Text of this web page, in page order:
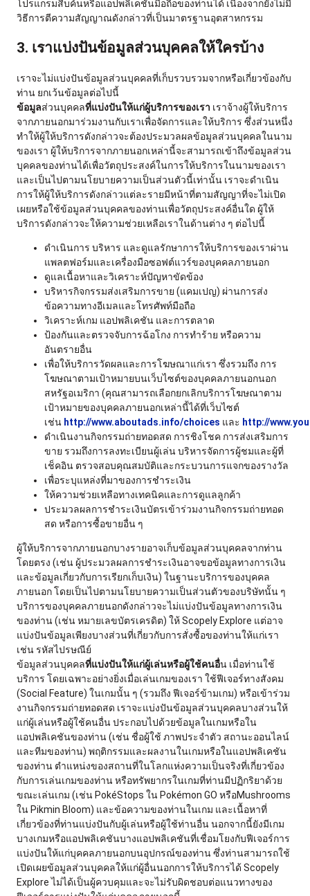
โปรแกรมสืบค้นหรือแอปพลิเคชันมือถือของท่านได้ เนื่องจากยังไม่มี
วิธีการตีความสัญญาณดังกล่าวที่เป็นมาตรฐานอุตสาหกรรม
3. เราแบ่งปันข้อมูลส่วนบุคคลให้ใครบ้าง
เราจะไม่แบ่งปันข้อมูลส่วนบุคคลที่เก็บรวบรวมจากหรือเกี่ยวข้องกับ
ท่าน ยกเว้นข้อมูลต่อไปนี้
ข้อมูลส่วนบุคคลที่แบ่งปันให้แก่ผู้บริการของเรา เราจ้างผู้ให้บริการ
จากภายนอกมาร่วมงานกับเราเพื่อจัดการและให้บริการ ซึ่งส่วนหนึ่ง
ทำให้ผู้ให้บริการดังกล่าวจะต้องประมวลผลข้อมูลส่วนบุคคลในนาม
ของเรา ผู้ให้บริการจากภายนอกเหล่านี้จะสามารถเข้าถึงข้อมูลส่วน
บุคคลของท่านได้เพื่อวัตถุประสงค์ในการให้บริการในนามของเรา
และเป็นไปตามนโยบายความเป็นส่วนตัวนี้เท่านั้น เราจะดำเนิน
การให้ผู้ให้บริการดังกล่าวแต่ละรายมีหน้าที่ตามสัญญาที่จะไม่เปิด
เผยหรือใช้ข้อมูลส่วนบุคคลของท่านเพื่อวัตถุประสงค์อื่นใด ผู้ให้
บริการดังกล่าวจะให้ความช่วยเหลือเราในด้านต่าง ๆ ต่อไปนี้
ดำเนินการ บริหาร และดูแลรักษาการให้บริการของเราผ่าน
แพลตฟอร์มและเครื่องมือซอฟต์แวร์ของบุคคลภายนอก
ดูแลเนื้อหาและวิเคราะห์ปัญหาขัดข้อง
บริหารกิจกรรมส่งเสริมการขาย (แคมเปญ) ผ่านการส่ง
ข้อความทางอีเมลและโทรศัพท์มือถือ
วิเคราะห์เกม แอปพลิเคชัน และการตลาด
ป้องกันและตรวจจับการฉ้อโกง การทำร้าย หรือความ
อันตรายอื่น
เพื่อให้บริการวัดผลและการโฆษณาแก่เรา ซึ่งรวมถึง การ
โฆษณาตามเป้าหมายบนเว็บไซต์ของบุคคลภายนอกนอก
สหรัฐอเมริกา (คุณสามารถเลือกยกเลิกบริการโฆษณาตาม
เป้าหมายของบุคคลภายนอกเหล่านี้ได้ที่เว็บไซต์
เช่น http://www.aboutads.info/choices และ http://
ดำเนินงานกิจกรรมถ่ายทอดสด การชิงโชค การส่งเสริมการ
ขาย รวมถึงการลงทะเบียนผู้เล่น บริหารจัดการผู้ชมและผู้ที่
เช็คอิน ตรวจสอบคุณสมบัติและกระบวนการแจกของรางวัล
เพื่อระบุแหล่งที่มาของการชำระเงิน
ให้ความช่วยเหลือทางเทคนิคและการดูแลลูกค้า
ประมวลผลการชำระเงินบัตรเข้าร่วมงานกิจกรรมถ่ายทอด
สด หรือการซื้อขายอื่น ๆ
ผู้ให้บริการจากภายนอกบางรายอาจเก็บข้อมูลส่วนบุคคลจากท่าน
โดยตรง (เช่น ผู้ประมวลผลการชำระเงินอาจขอข้อมูลทางการเงิน
และข้อมูลเกี่ยวกับการเรียกเก็บเงิน) ในฐานะบริการของบุคคล
ภายนอก โดยเป็นไปตามนโยบายความเป็นส่วนตัวของบริษัทนั้น ๆ
บริการของบุคคลภายนอกดังกล่าวจะไม่แบ่งปันข้อมูลทางการเงิน
ของท่าน (เช่น หมายเลขบัตรเครดิต) ให้ Scopely Explore แต่อาจ
แบ่งปันข้อมูลเพียงบางส่วนที่เกี่ยวกับการสั่งซื้อของท่านให้แก่เรา
เช่น รหัสไปรษณีย์
ข้อมูลส่วนบุคคลที่แบ่งปันให้แก่ผู้เล่นหรือผู้ใช้คนอื่น เมื่อท่านใช้
บริการ โดยเฉพาะอย่างยิ่งเมื่อเล่นเกมของเรา ใช้ฟีเจอร์ทางสังคม
(Social Feature) ในเกมนั้น ๆ (รวมถึง ฟีเจอร์ข้ามเกม) หรือเข้าร่วม
งานกิจกรรมถ่ายทอดสด เราจะแบ่งปันข้อมูลส่วนบุคคลบางส่วนให้
แก่ผู้เล่นหรือผู้ใช้คนอื่น ประกอบไปด้วยข้อมูลในเกมหรือใน
แอปพลิเคชันของท่าน (เช่น ชื่อผู้ใช้ ภาพประจำตัว สถานะออนไลน์
และทีมของท่าน) พฤติกรรมและผลงานในเกมหรือในแอปพลิเคชัน
ของท่าน ตำแหน่งของสถานที่ในโลกแห่งความเป็นจริงที่เกี่ยวข้อง
กับการเล่นเกมของท่าน หรือทรัพยากรในเกมที่ท่านมีปฏิกริยาด้วย
ขณะเล่นเกม (เช่น PokéStops ใน Pokémon GO หรือMushrooms
ใน Pikmin Bloom) และข้อความของท่านในเกม และเนื้อหาที่
เกี่ยวข้องที่ท่านแบ่งปันกับผู้เล่นหรือผู้ใช้ท่านอื่น นอกจากนี้ยังมีเกม
บางเกมหรือแอปพลิเคชันบางแอปพลิเคชันที่เชื่อมโยงกับฟีเจอร์การ
แบ่งปันให้แก่บุคคลภายนอกบนอุปกรณ์ของท่าน ซึ่งท่านสามารถใช้
เปิดเผยข้อมูลส่วนบุคคลให้แก่ผู้อื่นนอกการให้บริการได้ Scopely
Explore ไม่ได้เป็นผู้ควบคุมและจะไม่รับผิดชอบต่อแนวทางของ